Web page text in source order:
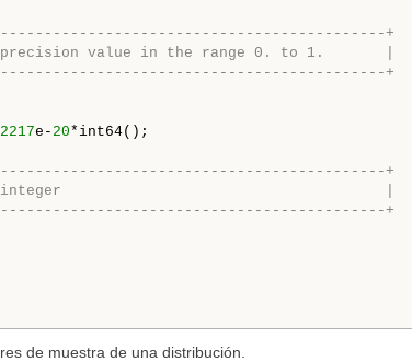
+
value in the range 0. to 1.       |
+
e- 20*int64();
+
|
+
de muestra de una distribución.